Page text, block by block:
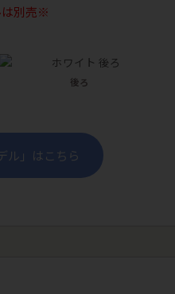
別売※
後ろ
ル」はこちら